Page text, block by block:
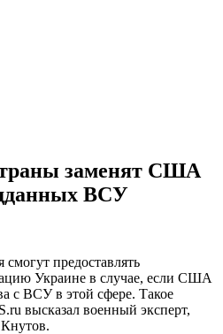
заменят США
ВСУ
предоставлять
Украине в случае, если США
с ВСУ в этой сфере. Такое
высказал военный эксперт,